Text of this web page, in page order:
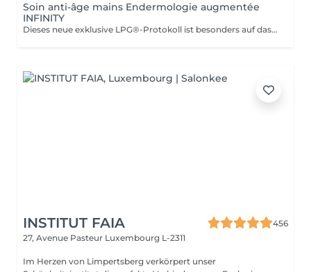
Soin anti-âge mains Endermologie augmentée
INFINITY
Dieses neue exklusive LPG®-Protokoll ist besonders auf das Wohlbefinden der Verbraucher bedacht und stellt eine Allianz aus Technik dar, die auf der patentierten Technologie des CelluM6 Alliance®-Geräts und der Sensorik für eine sofortige und dauerhafte Wirkung auf den Körper basiert. Und dies dank einer Reihe von Manövern, die sowohl vom Alliance®-Behandlungskopf, dem Auflegen einer Maske als auch von den Händen des Behandlers ausgeführt werden
INSTITUT FAIA
456
27, Avenue Pasteur Luxembourg L-2311
Im Herzen von Limpertsberg verkörpert unser